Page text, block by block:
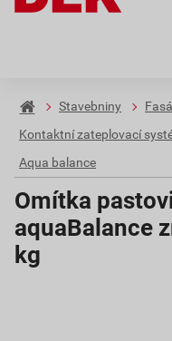
Stavebniny
Kontaktní zateplovací
Aqua balance
Omítka
aquaBalance
kg